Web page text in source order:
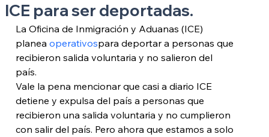
ICE para ser deportadas.
La Oficina de Inmigración y Aduanas (ICE)
planea operativospara deportar a personas que
recibieron salida voluntaria y no salieron del
país.
Vale la pena mencionar que casi a diario ICE
detiene y expulsa del país a personas que
recibieron una salida voluntaria y no cumplieron
con salir del país. Pero ahora que estamos a solo